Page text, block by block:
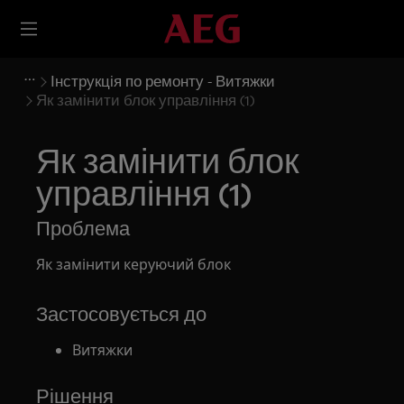
Інструкція по ремонту - Витяжки
Як замінити блок управління (1)
Як замінити блок
управління (1)
Проблема
Як замінити керуючий блок
Застосовується до
Витяжки
Рішення